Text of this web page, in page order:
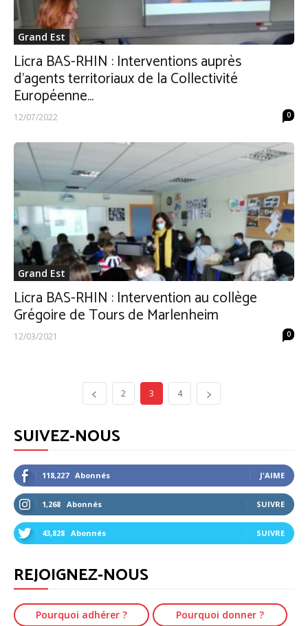
Grand Est
Licra BAS-RHIN : Interventions auprès
d’agents territoriaux de la Collectivité
Européenne...
12/07/2022 0
Grand Est
Licra BAS-RHIN : Intervention au collège
Grégoire de Tours de Marlenheim
12/03/2021 0
2 3 4
SUIVEZ-NOUS
118,227 Abonnés J'AIME
1,268 Abonnés SUIVRE
43,828 Abonnés SUIVRE
REJOIGNEZ-NOUS
Pourquoi adhérer ? Pourquoi donner ?